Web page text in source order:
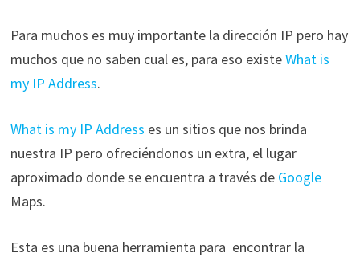
Para muchos es muy importante la dirección IP pero hay
muchos que no saben cual es, para eso existeWhat is
my IP Address.
What is my IP Address es un sitios que nos brinda
nuestra IP pero ofreciéndonos un extra, el lugar
aproximado donde se encuentra a través de Google
Maps.
Esta es una buena herramienta para encontrar la